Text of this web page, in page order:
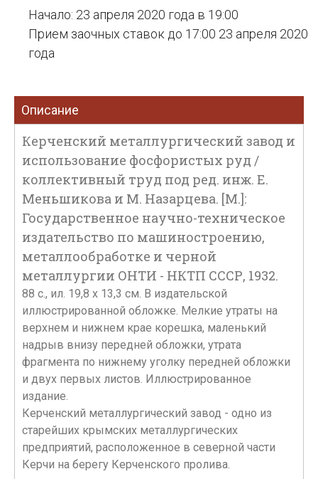
Начало: 23 апреля 2020 года в 19:00
Прием заочных ставок до 17:00 23 апреля 2020
года
Описание
Керченский металлургический завод и
использование фосфористых руд /
коллективный труд под ред. инж. Е.
Меньшикова и М. Назарцева. [М.]:
Государственное научно-техническое
издательство по машиностроению,
металлообработке и черной
металлургии ОНТИ - НКТП СССР, 1932.
88 с., ил. 19,8 х 13,3 см. В издательской
иллюстрированной обложке. Мелкие утраты на
верхнем и нижнем крае корешка, маленький
надрыв внизу передней обложки, утрата
фрагмента по нижнему уголку передней обложки
и двух первых листов. Иллюстрированное
издание.
Керченский металлургический завод - одно из
старейших крымских металлургических
предприятий, расположенное в северной части
Керчи на берегу Керченского пролива.